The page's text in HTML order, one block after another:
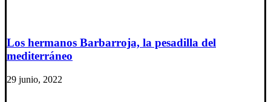
Los hermanos Barbarroja, la pesadilla del
mediterráneo
29 junio, 2022